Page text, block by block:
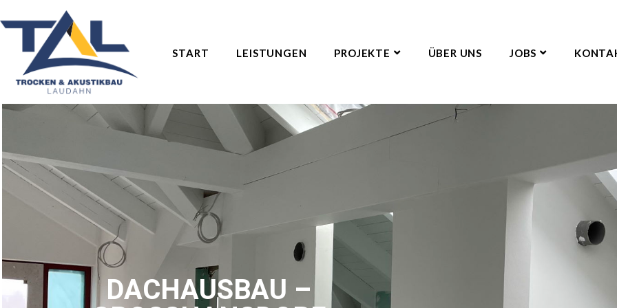
START LEISTUNGEN PROJEKTE ÜBER UNS JOBS
DACHAUSBAU –